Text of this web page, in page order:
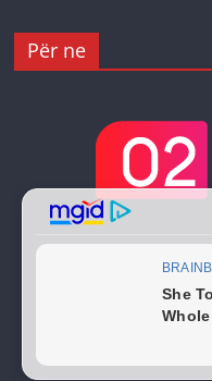
Për ne
Copyright © 2026